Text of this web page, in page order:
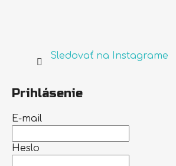
Sledovať na Instagrame
Prihlásenie
E-mail
Heslo